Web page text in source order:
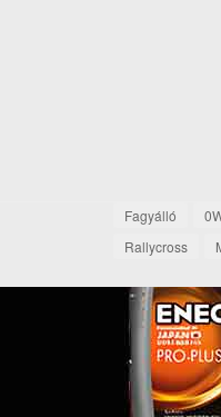
Fagyálló
Rallycross